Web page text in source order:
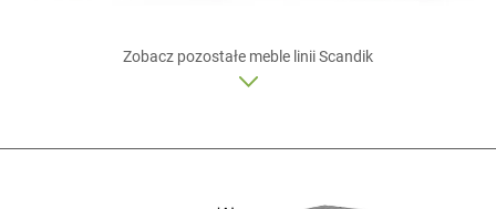
Zobacz pozostałe meble liniiScandik